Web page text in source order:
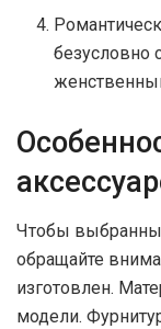
безусловно
Чтобы
обращайте
изготовлен.
модели.